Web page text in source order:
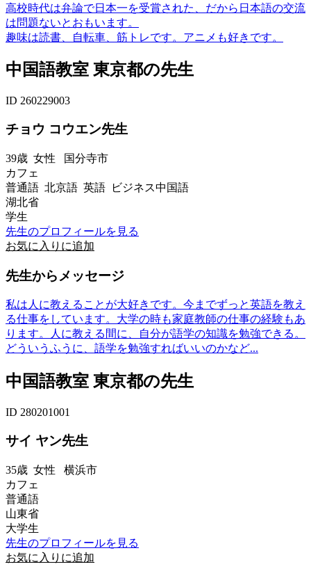
高校時代は弁論で日本一を受賞された、だから日本語の交流
は問題ないとおもいます。
趣味は読書、自転車、筋トレです。アニメも好きです。
中国語教室 東京都の先生
ID 260229003
チョウ コウエン先生
39歳 女性 国分寺市
カフェ
普通語 北京語 英語 ビジネス中国語
湖北省
学生
先生のプロフィールを見る
お気に入りに追加
先生からメッセージ
私は人に教えることが大好きです。今までずっと英語を教え
る仕事をしています。大学の時も家庭教師の仕事の経験もあ
ります。人に教える間に、自分が語学の知識を勉強できる。
どういうふうに、語学を勉強すればいいのかなど...
中国語教室 東京都の先生
ID 280201001
サイ ヤン先生
35歳 女性 横浜市
カフェ
普通語
山東省
大学生
先生のプロフィールを見る
お気に入りに追加